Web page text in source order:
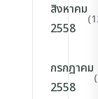
สิงหาคม
2558
กรกฎาคม
2558